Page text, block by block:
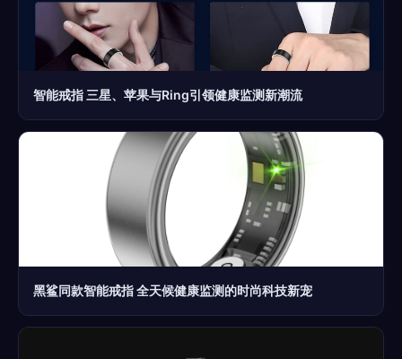
智能戒指 三星、苹果与Ring引领健康监测新潮流
黑鲨同款智能戒指 全天候健康监测的时尚科技新宠